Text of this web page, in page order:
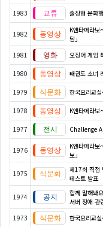
1983 출장형 문화
1982
K엔타메라보
담」
1981 오징어 게임
1980 태권도 소녀
1979 한국요리교
1978 K엔타메라보
1977 Challenge
1976
K엔타메라
보」
1975
제17회 직접
테스트 발표
1974
함께 말해봐
서버 장애 관
1973 한국요리교